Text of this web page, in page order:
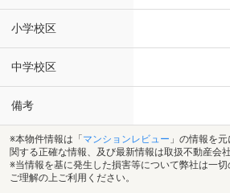
小学校区
中学校区
備考
※本物件情報は「 マンションレビュー 」の情報を
関する正確な情報、及び最新情報は取扱不動産会
※当情報を基に発生した損害等について弊社は一
ご理解の上ご利用ください。